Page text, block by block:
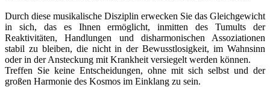
Durch diese musikalische Disziplin erwecken Sie das Gleichgewicht
in sich, das es Ihnen ermöglicht, inmitten des Tumults der
Reaktivitäten, Handlungen und disharmonischen Assoziationen
stabil zu bleiben, die nicht in der Bewusstlosigkeit, im Wahnsinn
oder in der Ansteckung mit Krankheit versiegelt werden können.
Treffen Sie keine Entscheidungen, ohne mit sich selbst und der
großen Harmonie des Kosmos im Einklang zu sein.